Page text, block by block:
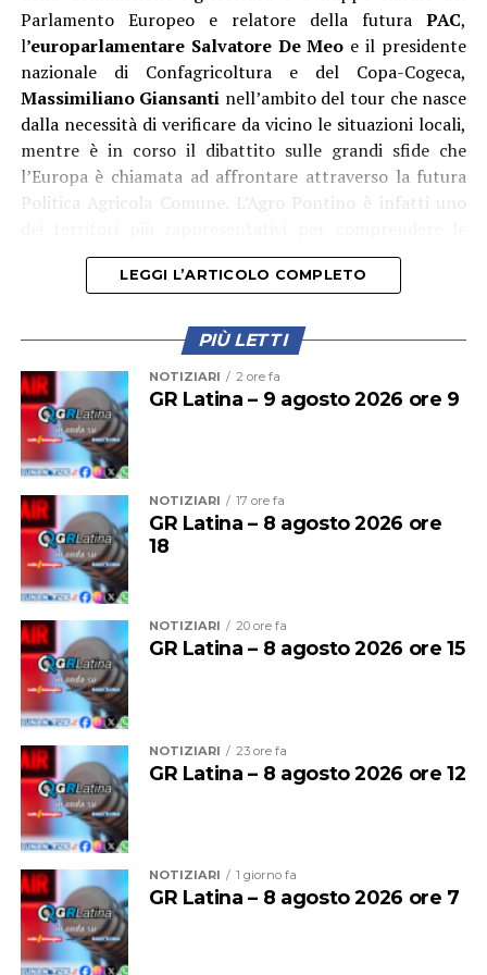
quello di costruire una Ponza sempre più moderna,
sostenibile e attrattiva, capace di coniugare tutela
ambientale, innovazione tecnologica e crescita
economica. Il porto è il cuore pulsante dell’isola e
investire sulla sua sicurezza significa investire sul futuro
della nostra comunità».
Parlamento Europeo e relatore della futuraPAC,
l’europarlamentare Salvatore De Meo e il presidente
nazionale di Confagricoltura e del Copa-Cogeca,
Massimiliano Giansanti nell’ambito del tour che nasce
dalla necessità di verificare da vicino le situazioni locali,
mentre è in corso il dibattito sulle grandi sfide che
l’Europa è chiamata ad affrontare attraverso la futura
Politica Agricola Comune. L’Agro Pontino è infatti uno
ricadute concrete delle scelte che saranno assunte nei
prossimi anni.
Ad accompagnare la delegazione sono stati
presidente di Confagricoltura Latina Luigi Niccolini,
il direttore Mauro D’Arcangeli e la vicedirettrice
Daniela Salvador
LEGGI L’ARTICOLO COMPLETO
PIÙ LETTI
NOTIZIARI 2 ore fa
GR Latina – 9 agosto 2026 ore 9
NOTIZIARI 17 ore fa
GR Latina – 8 agosto 2026 ore
18
NOTIZIARI 20 ore fa
GR Latina – 8 agosto 2026 ore 15
NOTIZIARI 23 ore fa
GR Latina – 8 agosto 2026 ore 12
NOTIZIARI 1 giorno fa
GR Latina – 8 agosto 2026 ore 7